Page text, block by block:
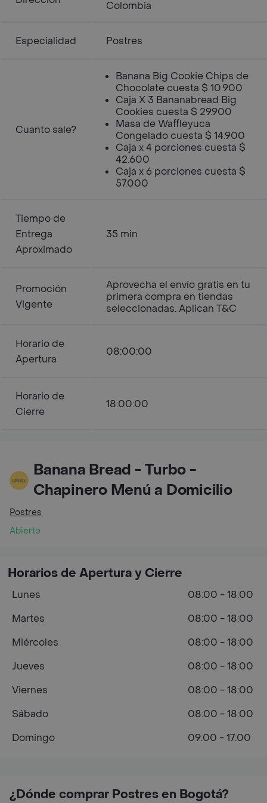
Colombia
Especialidad Postres
Cuanto sale?
Banana Big Cookie Chips de
Chocolate cuesta $ 10.900
Caja X 3 Bananabread Big
Cookies cuesta $ 29.900
Masa de Waffleyuca
Congelado cuesta $ 14.900
Caja x 4 porciones cuesta $
42.600
Caja x 6 porciones cuesta $
57.000
Tiempo de
Entrega
Aproximado
35 min
Promoción
Vigente
Aprovecha el envío gratis en tu
primera compra en tiendas
seleccionadas. Aplican T&C
Horario de
Apertura
08:00:00
Horario de
Cierre
18:00:00
Banana Bread - Turbo -
Chapinero Menú a Domicilio
Postres
Abierto
¿Dónde comprar Postres en Bogotá?
Horarios de Apertura y Cierre
Lunes
08:00 - 18:00
Martes
08:00 - 18:00
Miércoles
08:00 - 18:00
Jueves
08:00 - 18:00
Viernes
08:00 - 18:00
Sábado
08:00 - 18:00
Domingo
09:00 - 17:00